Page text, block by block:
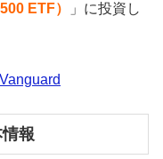
ETF）
」に投資し
報